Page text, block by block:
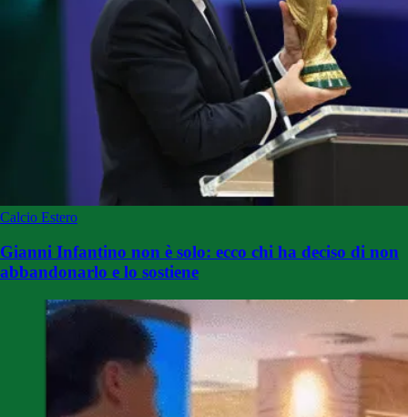
Calcio Estero
Gianni Infantino non è solo: ecco chi ha deciso di non
abbandonarlo e lo sostiene